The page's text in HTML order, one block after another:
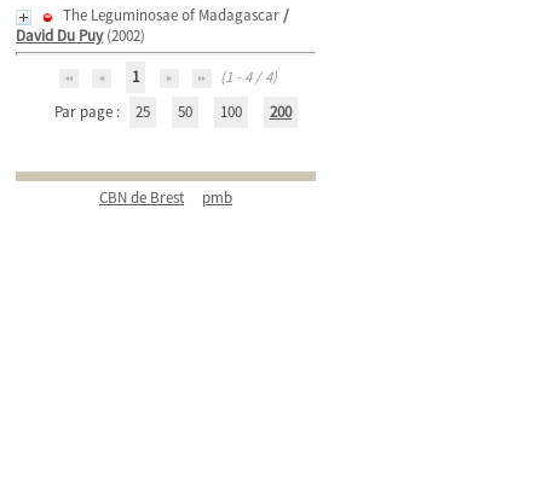
The Leguminosae of Madagascar/
David Du Puy(2002)
1
(1 - 4 / 4)
Par page :
25 50 100 200
CBN de Brest pmb